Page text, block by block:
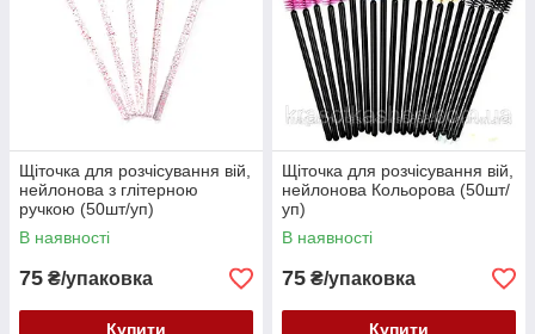
Щіточка для розчісування вій,
нейлонова з глітерною
ручкою (50шт/уп)
В наявності
75 ₴/упаковка
Купити
Щіточка для розчісування вій,
нейлонова Кольорова (50шт/
уп)
В наявності
75 ₴/упаковка
Купити